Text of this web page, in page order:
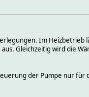
Im
Gleichzeitig wird die
der Pumpe nur